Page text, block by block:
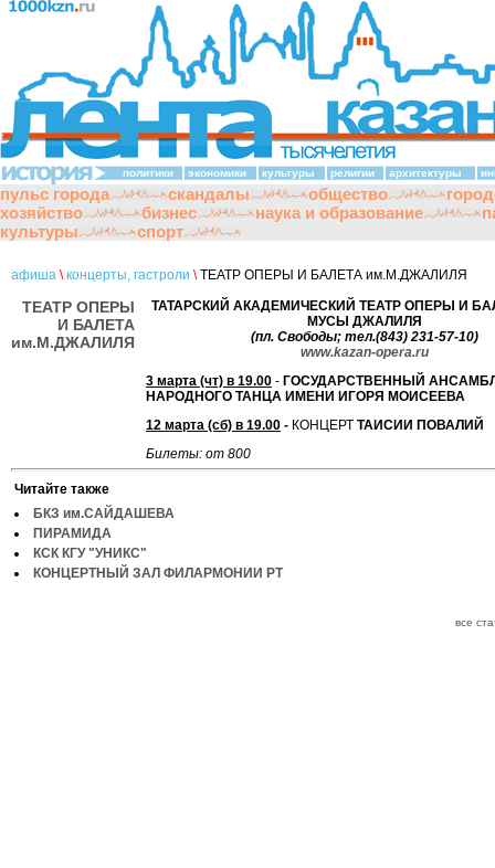
политики экономики культуры религии архитектуры
пульс города скандалы общество
хозяйство
бизнес наука и образование
культуры
спорт
афиша \ концерты, гастроли \ТЕАТР ОПЕРЫ И БАЛЕТА им.М.ДЖАЛИЛЯ
ТЕАТР ОПЕРЫ
И БАЛЕТА
им.М.ДЖАЛИЛЯ
ТАТАРСКИЙ АКАДЕМИЧЕСКИЙ ТЕАТР ОПЕРЫ И
МУСЫ ДЖАЛИЛЯ
(пл. Свободы; тел.(843) 231-57-10)
www.kazan-opera.ru
3 марта (чт) в 19.00 - ГОСУДАРСТВЕННЫЙ
НАРОДНОГО ТАНЦА ИМЕНИ ИГОРЯ МОИСЕЕВА
12 марта (сб) в 19.00 - КОНЦЕРТ ТАИСИИ ПОВАЛИЙ
Билеты: от 800
Читайте также
БКЗ им.САЙДАШЕВА
ПИРАМИДА
КСК КГУ "УНИКС"
КОНЦЕРТНЫЙ ЗАЛ ФИЛАРМОНИИ РТ
все